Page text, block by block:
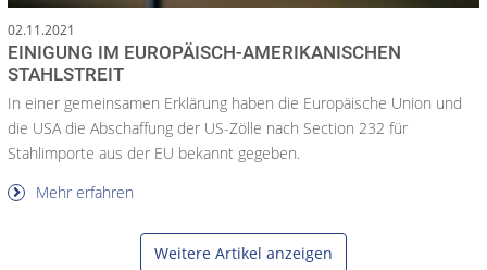
02.11.2021
EINIGUNG IM EUROPÄISCH-AMERIKANISCHEN
STAHLSTREIT
In einer gemeinsamen Erklärung haben die Europäische Union und
die USA die Abschaffung der US-Zölle nach Section 232 für
Stahlimporte aus der EU bekannt gegeben.
Mehr erfahren
Weitere Artikel anzeigen